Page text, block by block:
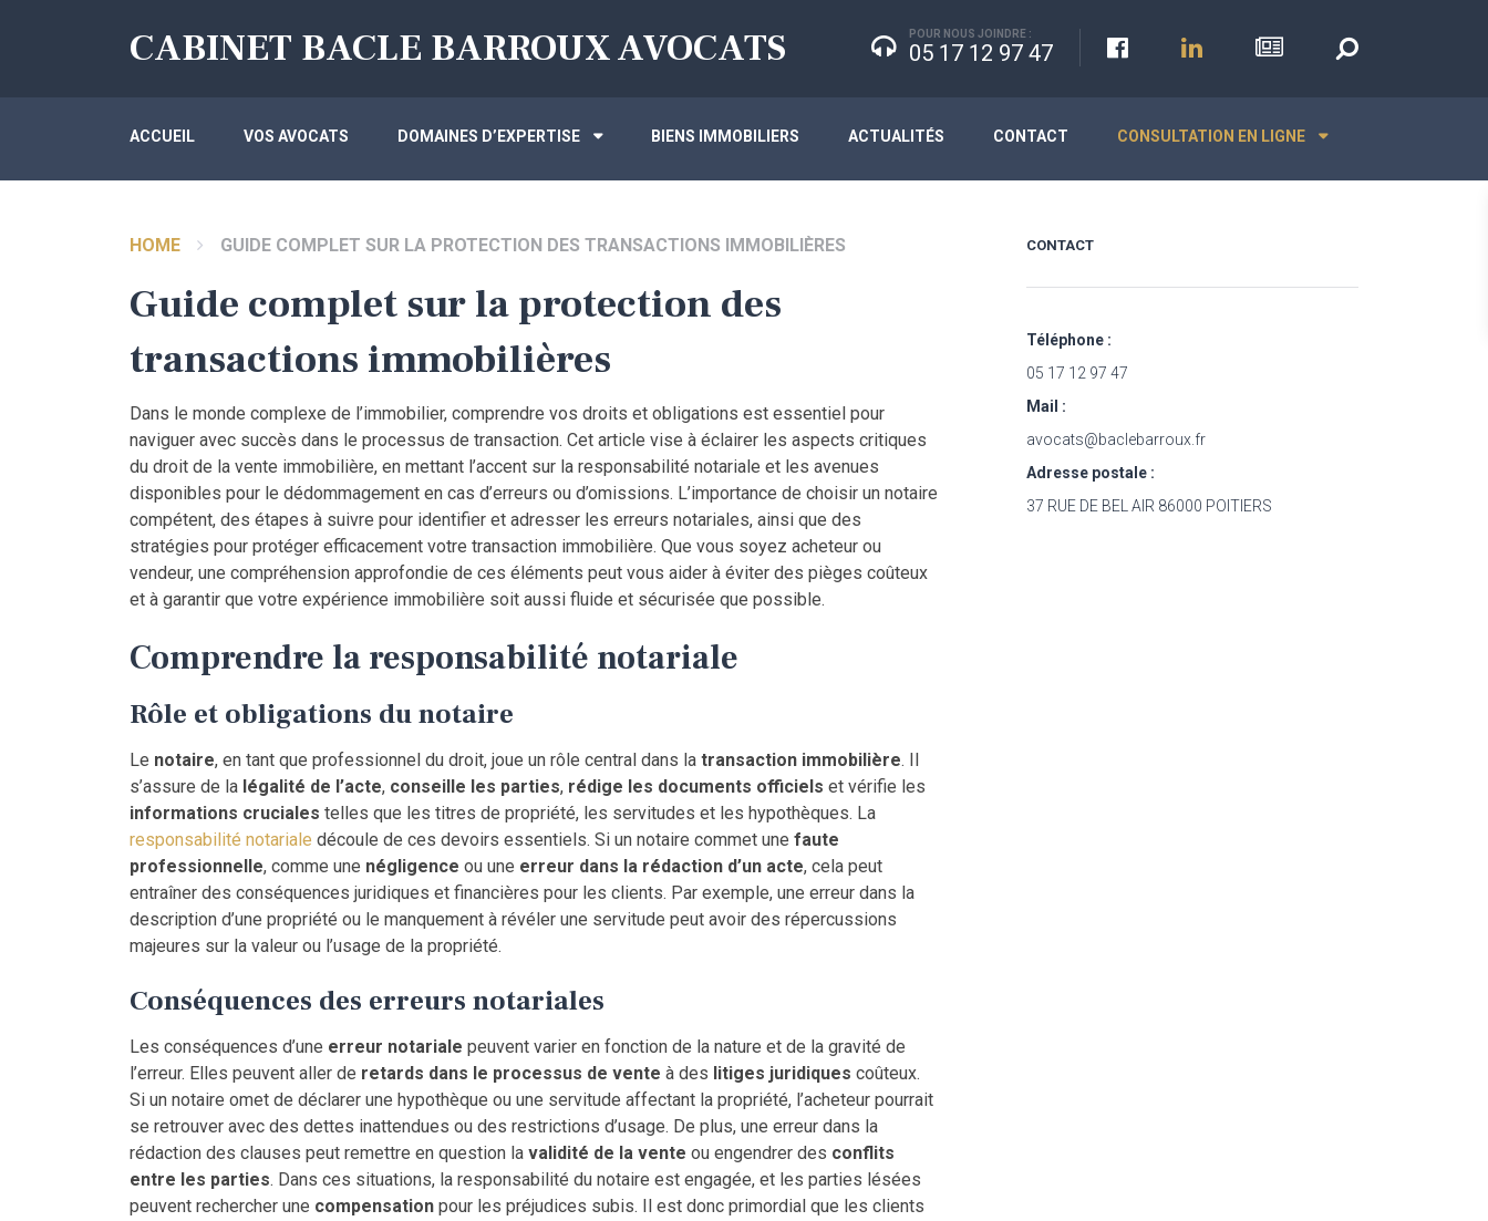
CABINET BACLE BARROUX AVOCATS POUR NOUS JOINDRE :
05 17 12 97 47
ACCUEIL VOS AVOCATS DOMAINES D’EXPERTISE BIENS IMMOBILIERS ACTUALITÉS CONTACT CONSULTATION EN LIGNE
HOME GUIDE COMPLET SUR LA PROTECTION DES TRANSACTIONS IMMOBILIÈRES
Guide complet sur la protection des
transactions immobilières
Dans le monde complexe de l’immobilier, comprendre vos droits et obligations est essentiel pour
naviguer avec succès dans le processus de transaction. Cet article vise à éclairer les aspects critiques
du droit de la vente immobilière, en mettant l’accent sur la responsabilité notariale et les avenues
disponibles pour le dédommagement en cas d’erreurs ou d’omissions. L’importance de choisir un notaire
compétent, des étapes à suivre pour identifier et adresser les erreurs notariales, ainsi que des
stratégies pour protéger efficacement votre transaction immobilière. Que vous soyez acheteur ou
vendeur, une compréhension approfondie de ces éléments peut vous aider à éviter des pièges coûteux
et à garantir que votre expérience immobilière soit aussi fluide et sécurisée que possible.
Comprendre la responsabilité notariale
Rôle et obligations du notaire
Le notaire, en tant que professionnel du droit, joue un rôle central dans la transaction immobilière. Il
s’assure de la légalité de l’acte, conseille les parties, rédige les documents officiels et vérifie les
informations cruciales telles que les titres de propriété, les servitudes et les hypothèques. La
responsabilité notariale découle de ces devoirs essentiels. Si un notaire commet une faute
professionnelle, comme une négligence ou une erreur dans la rédaction d’un acte, cela peut
entraîner des conséquences juridiques et financières pour les clients. Par exemple, une erreur dans la
description d’une propriété ou le manquement à révéler une servitude peut avoir des répercussions
majeures sur la valeur ou l’usage de la propriété.
Conséquences des erreurs notariales
Les conséquences d’une erreur notariale peuvent varier en fonction de la nature et de la gravité de
l’erreur. Elles peuvent aller de retards dans le processus de vente à des litiges juridiques coûteux.
Si un notaire omet de déclarer une hypothèque ou une servitude affectant la propriété, l’acheteur pourrait
se retrouver avec des dettes inattendues ou des restrictions d’usage. De plus, une erreur dans la
rédaction des clauses peut remettre en question la validité de la vente ou engendrer des conflits
entre les parties. Dans ces situations, la responsabilité du notaire est engagée, et les parties lésées
peuvent rechercher une compensation pour les préjudices subis. Il est donc primordial que les clients
CONTACT
Téléphone :
05 17 12 97 47
Mail :
avocats@baclebarroux.fr
Adresse postale :
37 RUE DE BEL AIR 86000 POITIERS